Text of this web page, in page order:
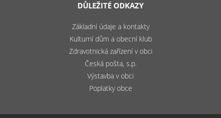
DŮLEŽITÉ ODKAZY
Základní údaje a kontakty
Kulturní dům a obecní klub
Zdravotnická zařízení v obci
Česká pošta, s.p.
Výstavba v obci
Poplatky obce